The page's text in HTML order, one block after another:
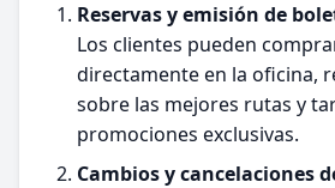
Reservas y emisión de
Los clientes pueden
directamente en la oficina,
sobre las mejores rutas y
promociones exclusivas.
Cambios y cancelaciones